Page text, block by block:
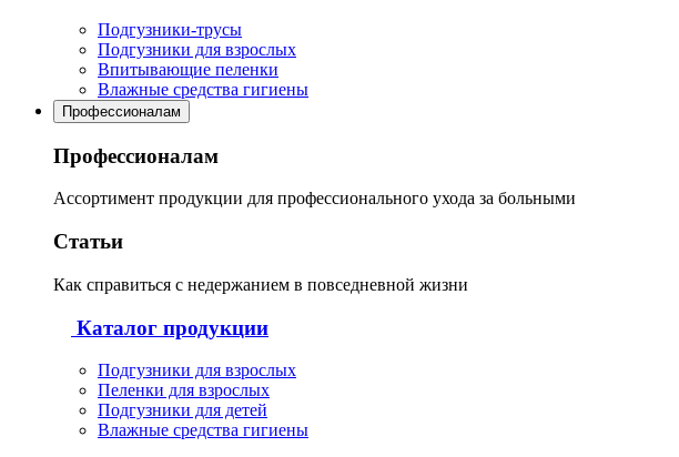
Подгузники-трусы
Подгузники для взрослых
Впитывающие пеленки
Влажные средства гигиены
Профессионалам
Профессионалам
Ассортимент продукции для профессионального ухода за больными
Статьи
Как справиться с недержанием в повседневной жизни
Каталог продукции
Подгузники для взрослых
Пеленки для взрослых
Подгузники для детей
Влажные средства гигиены